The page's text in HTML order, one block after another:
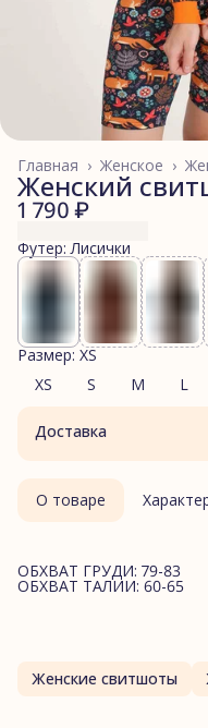
Женское ›
Главная ›
Женский
1 790 ₽
Футер: Лисички
Размер: XS
XS
S M L
Доставка
О товаре
ОБХВАТ ГРУДИ: 79-83
ОБХВАТ ТАЛИИ: 60-65
Женские свитшоты